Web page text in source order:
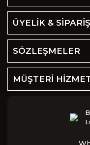
ÜYELİK & SİPARİŞ
SÖZLEŞMELER
MÜŞTERİ